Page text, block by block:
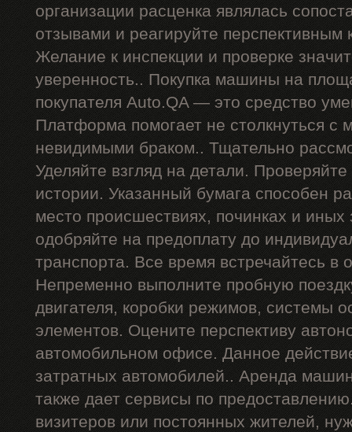
организации расценка являлась
отзывами и реагируйте перспективным
Желание к инспекции и проверке
уверенность.. Покупка машины на
покупателя Auto.QA — это средство
Платформа помогает не столкнуться с
невидимыми браком.. Тщательно
Уделяйте взгляд на детали.
истории. Указанный бумага способен
место происшествиях, починках и
одобряйте на предоплату до
транспорта. Все время встречайтесь в
Непременно выполните пробную
двигателя, коробки режимов, системы
элементов. Оцените перспективу
автомобильном офисе. Данное
затратных автомобилей.. Аренда
также дает сервисы по
визитеров или постоянных жителей,